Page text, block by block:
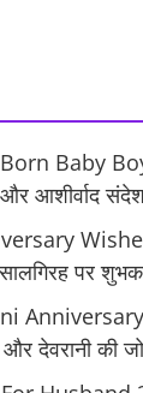
Baby
आशीर्वाद
सालगिरह पर
Anniversary
देवरानी की